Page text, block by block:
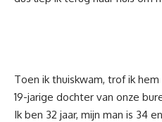
Toen ik thuiskwam, trof ik
19-jarige dochter van onze
Ik ben 32 jaar, mijn man is 34